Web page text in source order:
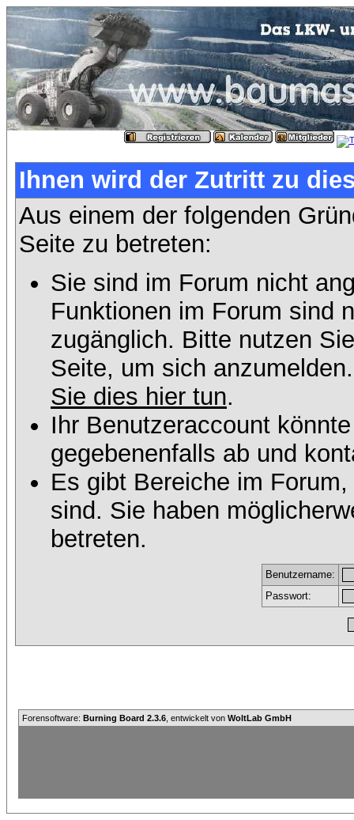
Ihnen wird der Zutritt zu
Aus einem der folgenden
Seite zu betreten:
Sie sind im Forum nicht
Funktionen im Forum sind
zugänglich. Bitte nutzen
Seite, um sich
Sie dies hier tun.
Ihr Benutzeraccount
gegebenenfalls ab und
Es gibt Bereiche im
sind. Sie haben
betreten.
Benutzername:
Passwort:
Forensoftware: Burning Board 2.3.6 , entwickelt von WoltLab GmbH